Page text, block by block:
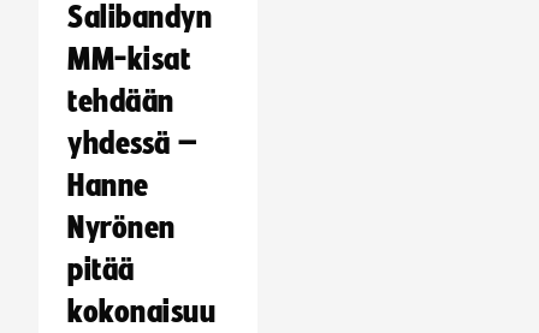
Salibandyn
MM-kisat
tehdään
yhdessä –
Hanne
Nyrönen
pitää
kokonaisuu